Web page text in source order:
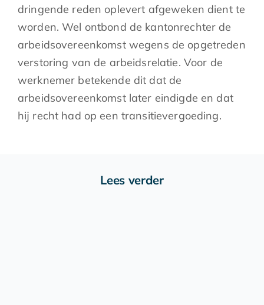
dringende reden oplevert afgeweken dient te
worden. Wel ontbond de kantonrechter de
arbeidsovereenkomst wegens de opgetreden
verstoring van de arbeidsrelatie. Voor de
werknemer betekende dit dat de
arbeidsovereenkomst later eindigde en dat
hij recht had op een transitievergoeding.
Lees verder